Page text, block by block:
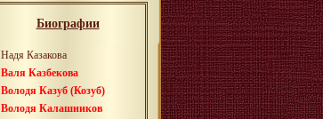
Биографии
Надя Казакова
Валя Казбекова
Володя Казуб (Козуб)
Володя Калашников